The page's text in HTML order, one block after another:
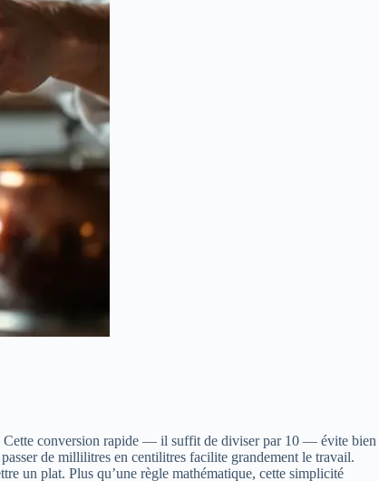
Cette conversion rapide — il suffit de diviser par 10 — évite bien
de millilitres en centilitres facilite grandement le travail.
un plat. Plus qu’une règle mathématique, cette simplicité